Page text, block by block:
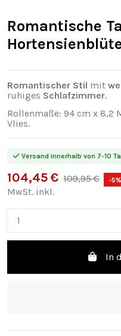
Romantische
Romantischer Stil mit
ruhiges Schlafzimmer.
Rollenmaße: 94 cm x 8,2
Vlies.
Versand innerhalb von 7-10
104,45 € 109,95 € -5%
MwSt. inkl.
In